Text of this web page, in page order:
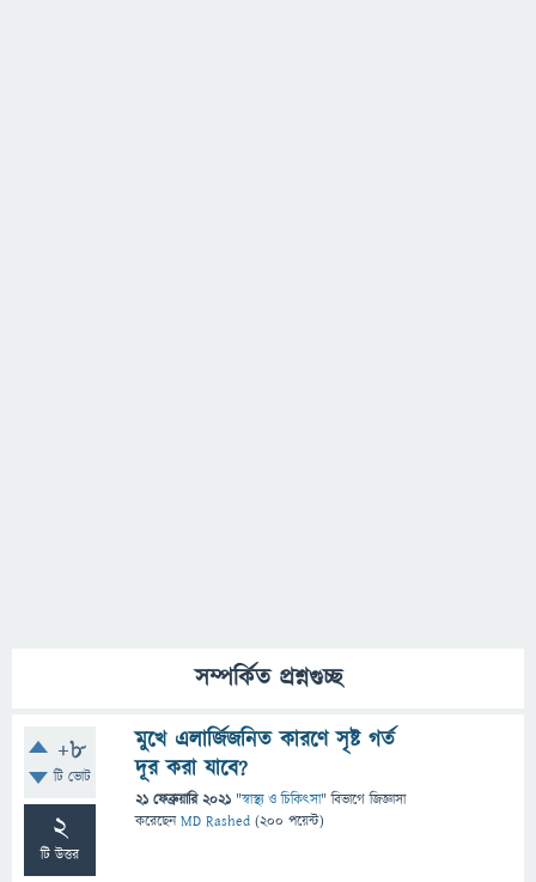
সম্পর্কিত প্রশ্নগুচ্ছ
+8
টি ভোট
2
টি উত্তর
মুখে এলার্জিজনিত কারণে সৃষ্ট গর্ত
দূর করা যাবে?
21 ফেব্রুয়ারি 2021 "স্বাস্থ্য ও চিকিৎসা" বিভাগে জিজ্ঞাসা
করেছেনMD Rashed (200 পয়েন্ট)